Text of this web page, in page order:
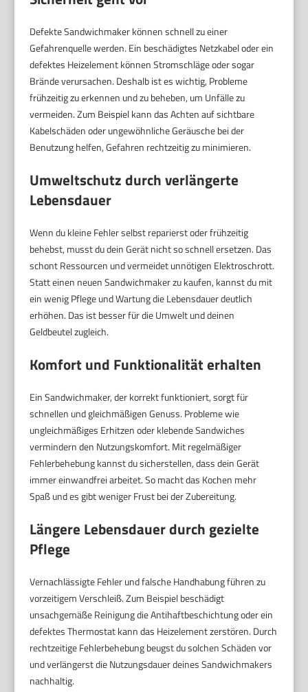
Defekte Sandwichmaker können schnell zu einer
Gefahrenquelle werden. Ein beschädigtes Netzkabel oder ein
defektes Heizelement können Stromschläge oder sogar
Brände verursachen. Deshalb ist es wichtig, Probleme
frühzeitig zu erkennen und zu beheben, um Unfälle zu
vermeiden. Zum Beispiel kann das Achten auf sichtbare
Kabelschäden oder ungewöhnliche Geräusche bei der
Benutzung helfen, Gefahren rechtzeitig zu minimieren.
Umweltschutz durch verlängerte
Lebensdauer
Wenn du kleine Fehler selbst reparierst oder frühzeitig
behebst, musst du dein Gerät nicht so schnell ersetzen. Das
schont Ressourcen und vermeidet unnötigen Elektroschrott.
Statt einen neuen Sandwichmaker zu kaufen, kannst du mit
ein wenig Pflege und Wartung die Lebensdauer deutlich
erhöhen. Das ist besser für die Umwelt und deinen
Geldbeutel zugleich.
Komfort und Funktionalität erhalten
Ein Sandwichmaker, der korrekt funktioniert, sorgt für
schnellen und gleichmäßigen Genuss. Probleme wie
ungleichmäßiges Erhitzen oder klebende Sandwiches
vermindern den Nutzungskomfort. Mit regelmäßiger
Fehlerbehebung kannst du sicherstellen, dass dein Gerät
immer einwandfrei arbeitet. So macht das Kochen mehr
Spaß und es gibt weniger Frust bei der Zubereitung.
Längere Lebensdauer durch gezielte
Pflege
Vernachlässigte Fehler und falsche Handhabung führen zu
vorzeitigem Verschleiß. Zum Beispiel beschädigt
unsachgemäße Reinigung die Antihaftbeschichtung oder ein
defektes Thermostat kann das Heizelement zerstören. Durch
rechtzeitige Fehlerbehebung beugst du solchen Schäden vor
und verlängerst die Nutzungsdauer deines Sandwichmakers
nachhaltig.